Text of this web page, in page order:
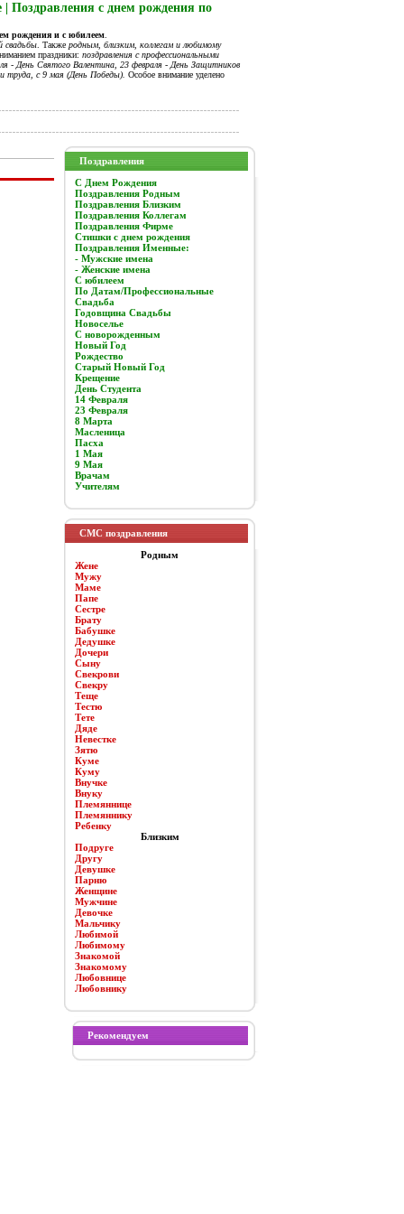
Поздравления с днем рождения по
рождения и с юбилеем
свадьбы . Также родным, близким, коллегам и любимому
праздники: поздравления с профессиональными
- День Святого Валентина, 23 февраля - День Защитников
труда, с 9 мая (День Победы). Особое внимание уделено
Поздравления
C Днем Рождения
Поздравления Родным
Поздравления Близким
Поздравления Коллегам
Поздравления Фирме
Стишки с днем рождения
Поздравления Именные:
- Мужские имена
- Женские имена
С юбилеем
По Датам/Профессиональные
Свадьба
Годовщина Свадьбы
Новоселье
С новорожденным
Новый Год
Рождество
Старый Новый Год
Крещение
День Студента
14 Февраля
23 Февраля
8 Марта
Масленица
Пасха
1 Мая
9 Мая
Врачам
Учителям
СМС поздравления
Родным
Жене
Мужу
Маме
Папе
Сестре
Брату
Бабушке
Дедушке
Дочери
Сыну
Свекрови
Свекру
Теще
Тестю
Тете
Дяде
Невестке
Зятю
Куме
Куму
Внучке
Внуку
Племяннице
Племяннику
Ребенку
Близким
Подруге
Другу
Девушке
Парню
Женщине
Мужчине
Девочке
Мальчику
Любимой
Любимому
Знакомой
Знакомому
Любовнице
Любовнику
Рекомендуем